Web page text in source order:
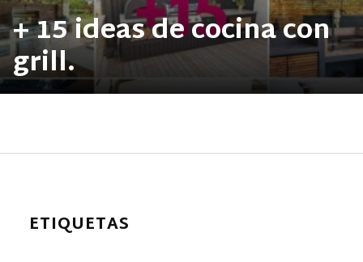
+ 15 ideas de cocina con
grill.
ETIQUETAS